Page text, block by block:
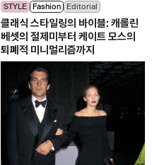
STYLE Fashion Editorial
클래식 스타일링의 바이블: 캐롤린
베셋의 절제미부터 케이트 모스의
퇴폐적 미니멀리즘까지